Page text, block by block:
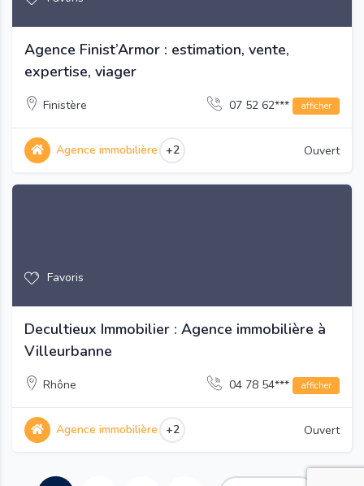
Agence Finist’Armor : estimation, vente,
expertise, viager
Finistère 07 52 62*** afficher
Agence immobilière +2 Ouvert
Favoris
Decultieux Immobilier : Agence immobilière à
Villeurbanne
Rhône 04 78 54*** afficher
Agence immobilière +2 Ouvert